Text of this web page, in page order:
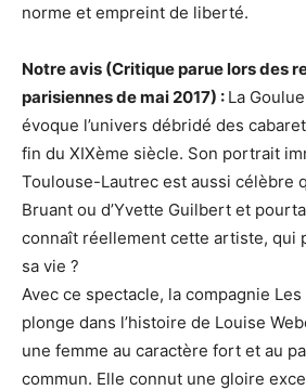
norme et empreint de liberté.
Notre avis (Critique parue lors des
parisiennes de mai 2017) : La
évoque l’univers débridé des
fin du XIXème siècle. Son portrait
Toulouse-Lautrec est aussi célèbre
Bruant ou d’Yvette Guilbert et
connaît réellement cette artiste, qui
sa vie ?
Avec ce spectacle, la compagnie
plonge dans l’histoire de Louise
une femme au caractère fort et au
commun. Elle connut une gloire